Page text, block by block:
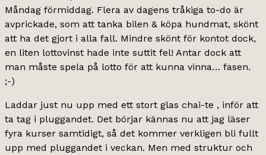
Måndag förmiddag. Flera av dagens tråkiga to-do är
avprickade, som att tanka bilen & köpa hundmat, skönt
att ha det gjort i alla fall. Mindre skönt för kontot dock,
en liten lottovinst hade inte suttit fel! Antar dock att
man måste spela på lotto för att kunna vinna… fasen.
;-)
Laddar just nu upp med ett stort glas chai-te , inför att
ta tag i pluggandet. Det börjar kännas nu att jag läser
fyra kurser samtidigt, så det kommer verkligen bli fullt
upp med pluggandet i veckan. Men med struktur och